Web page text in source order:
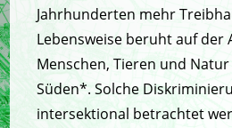
Jahrhunderten mehr
Lebensweise beruht auf der
Menschen, Tieren und
Süden*. Solche
intersektional betrachtet